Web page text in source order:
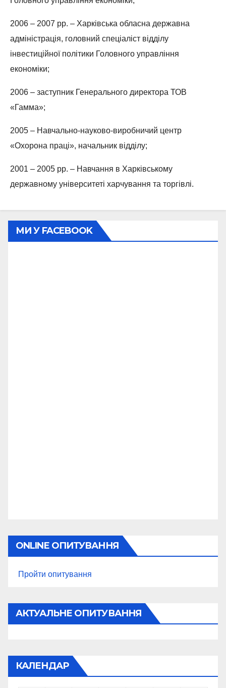
2006 – 2007 рр. – Харківська обласна державна
адміністрація, головний спеціаліст відділу
інвестиційної політики Головного управління
економіки;
2006 – заступник Генерального директора ТОВ
«Гамма»;
2005 – Навчально-науково-виробничий центр
«Охорона праці», начальник відділу;
2001 – 2005 рр. – Навчання в Харківському
державному університеті харчування та торгівлі.
МИ У FACEBOOK
ONLINE ОПИТУВАННЯ
Пройти опитування
АКТУАЛЬНЕ ОПИТУВАННЯ
КАЛЕНДАР